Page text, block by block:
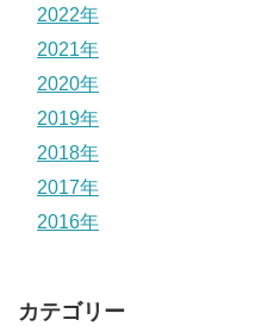
2022年
2021年
2020年
2019年
2018年
2017年
2016年
カテゴリー